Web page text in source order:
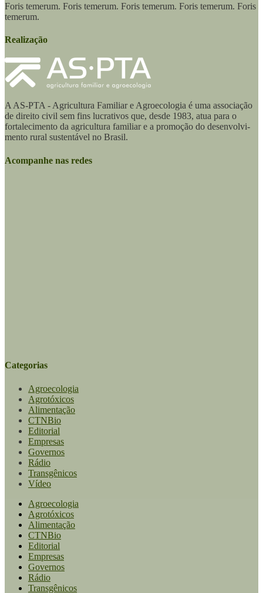
Foris temerum. Foris temerum. Foris temerum. Foris temerum. Foris
temerum.
Realização
A AS-PTA - Agricultura Familiar e Agro­ecologia é uma associação
de direito civil sem fins lucrativos que, desde 1983, atua para o
fortalecimento da agricultura familiar e a promoção do desenvolvi­
mento rural sustentável no Brasil.
Acompanhe nas redes
Categorias
Agroecologia
Agrotóxicos
Alimentação
CTNBio
Editorial
Empresas
Governos
Rádio
Transgênicos
Vídeo
Agroecologia
Agrotóxicos
Alimentação
CTNBio
Editorial
Empresas
Governos
Rádio
Transgênicos